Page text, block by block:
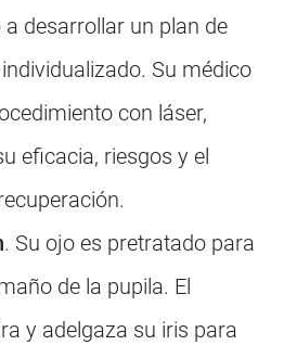
desarrollar un plan de
Su médico
con láser,
eficacia, riesgos y el
. Su ojo es pretratado para
de la pupila. El
y adelgaza su iris para